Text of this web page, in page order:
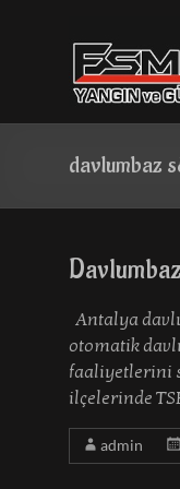
davlumbaz
Antalya
otomatik
faaliyetlerini
ilçelerinde
admin